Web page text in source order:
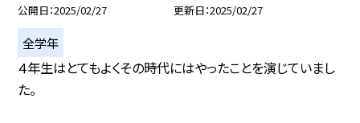
公開日 2025/02/27 更新日 2025/02/27
全学年
４年生はとてもよくその時代にはやったことを演じていまし
た。